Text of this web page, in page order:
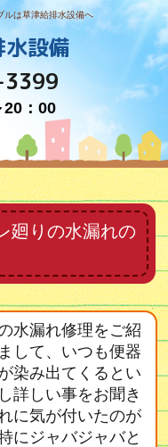
ルは草津給排水設備へ
設備
20：00
廻りの水漏れの
水漏れ修理をご紹
して、いつも便器
染み出てくるとい
詳しい事をお聞き
に気が付いたのが
にジャバジャバと